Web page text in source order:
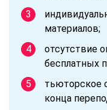
материалов;
отсутствие
бесплатных
тьюторское
конца